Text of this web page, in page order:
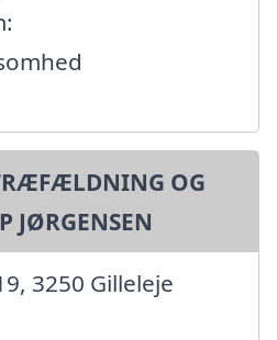
OG
JØRGENSEN
3250 Gilleleje